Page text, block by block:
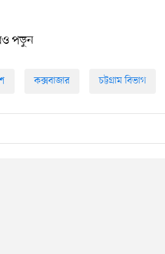
পড়ুন
কক্সবাজার চট্টগ্রাম বিভাগ